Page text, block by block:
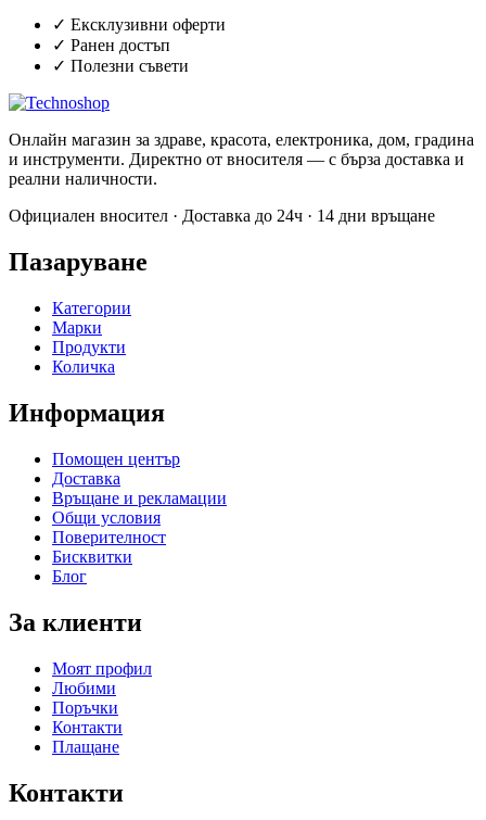
✓ Ексклузивни оферти
✓ Ранен достъп
✓ Полезни съвети
Онлайн магазин за здраве, красота, електроника, дом, градина
и инструменти. Директно от вносителя — с бърза доставка и
реални наличности.
Официален вносител · Доставка до 24ч · 14 дни връщане
Пазаруване
Категории
Марки
Продукти
Количка
Информация
Помощен център
Доставка
Връщане и рекламации
Общи условия
Поверителност
Бисквитки
Блог
За клиенти
Моят профил
Любими
Поръчки
Контакти
Плащане
Контакти